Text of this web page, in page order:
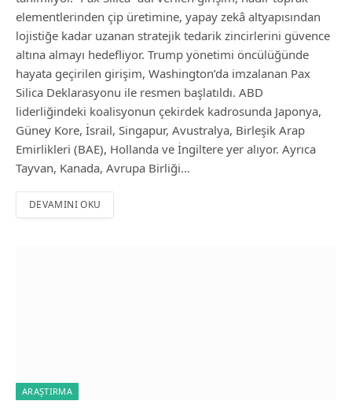
elementlerinden çip üretimine, yapay zekâ altyapısından
lojistiğe kadar uzanan stratejik tedarik zincirlerini güvence
altına almayı hedefliyor. Trump yönetimi öncülüğünde
hayata geçirilen girişim, Washington’da imzalanan Pax
Silica Deklarasyonu ile resmen başlatıldı. ABD
liderliğindeki koalisyonun çekirdek kadrosunda Japonya,
Güney Kore, İsrail, Singapur, Avustralya, Birleşik Arap
Emirlikleri (BAE), Hollanda ve İngiltere yer alıyor. Ayrıca
Tayvan, Kanada, Avrupa Birliği…
DEVAMINI OKU
ARAŞTIRMA